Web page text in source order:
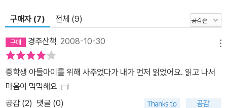
구매자 (7) 전체 (9)
경주산책 2008-10-30
중학생 아들아이를 위해 사주었다가 내가 먼저 읽었어요. 읽고 나서
마음이 먹먹해요
공감 (2) 댓글 (0)